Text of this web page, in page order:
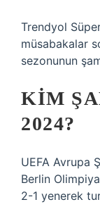
Trendyol
müsabakalar
sezonunun
KIM
2024?
UEFA Avrupa
Berlin
2-1 yenerek